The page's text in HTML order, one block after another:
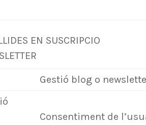
EN SUSCRIPCIO
Gestió blog o
Consentiment de